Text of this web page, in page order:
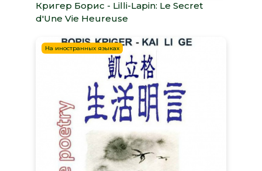
Кригер Борис - Lilli-Lapin: Le Secret
d'Une Vie Heureuse
На иностранных языках